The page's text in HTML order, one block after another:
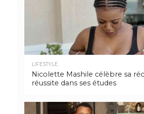
LIFESTYLE
Nicolette Mashile célèbre sa
réussite dans ses études